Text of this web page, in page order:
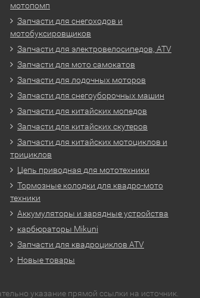
мотопомп
Запчасти для снегоходов и
мотобуксировщиков
Запчасти для электровелосипедов, ATV
Запчасти для мото самокатов
Запчасти для лодочных моторов
Запчасти для снегоуборочных машин
Запчасти для китайских мопедов
Запчасти для китайских скутеров
Запчасти для китайских мотоциклов и
трициклов
Цепь приводная для мототехники
Тормозные колодки для квадро-мото
техники
Аккумуляторы и зарядные устройства
карбюраторы Mikuni
Запчасти для квадроциклов ATV
Новые товары
указание прямой ссылки на источник.